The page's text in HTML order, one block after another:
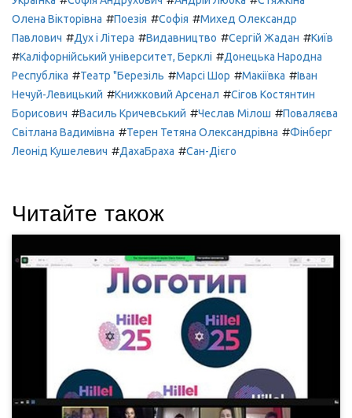
Олена Вікторівна #Поезія #Софія #Михед Олександр
Павлович #Дух і Літера #Видавництво #Сергій Жадан #Київ
#Каліфорнійський університет, Берклі #Донецька Народна
Республіка #Театр "Березіль #Марсі Шор #Макіївка #Іван
Нечуй-Левицький #Книжковий Арсенал #Сігов Костянтин
Борисович #Василь Кричевський #Чеслав Мілош #Поваляєва
Світлана Вадимівна #Терен Тетяна Олександрівна #Фінберг
Леонід Кушелевич #ДахаБраха #Сан-Дієго
Читайте також